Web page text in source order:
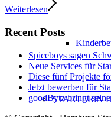
STARTERiN
Weiterlesen
Recent Posts
Spiceboys sagen
Neue Services für
Diese fünf Projekte
Jetzt bewerben für
goodBytz bringt